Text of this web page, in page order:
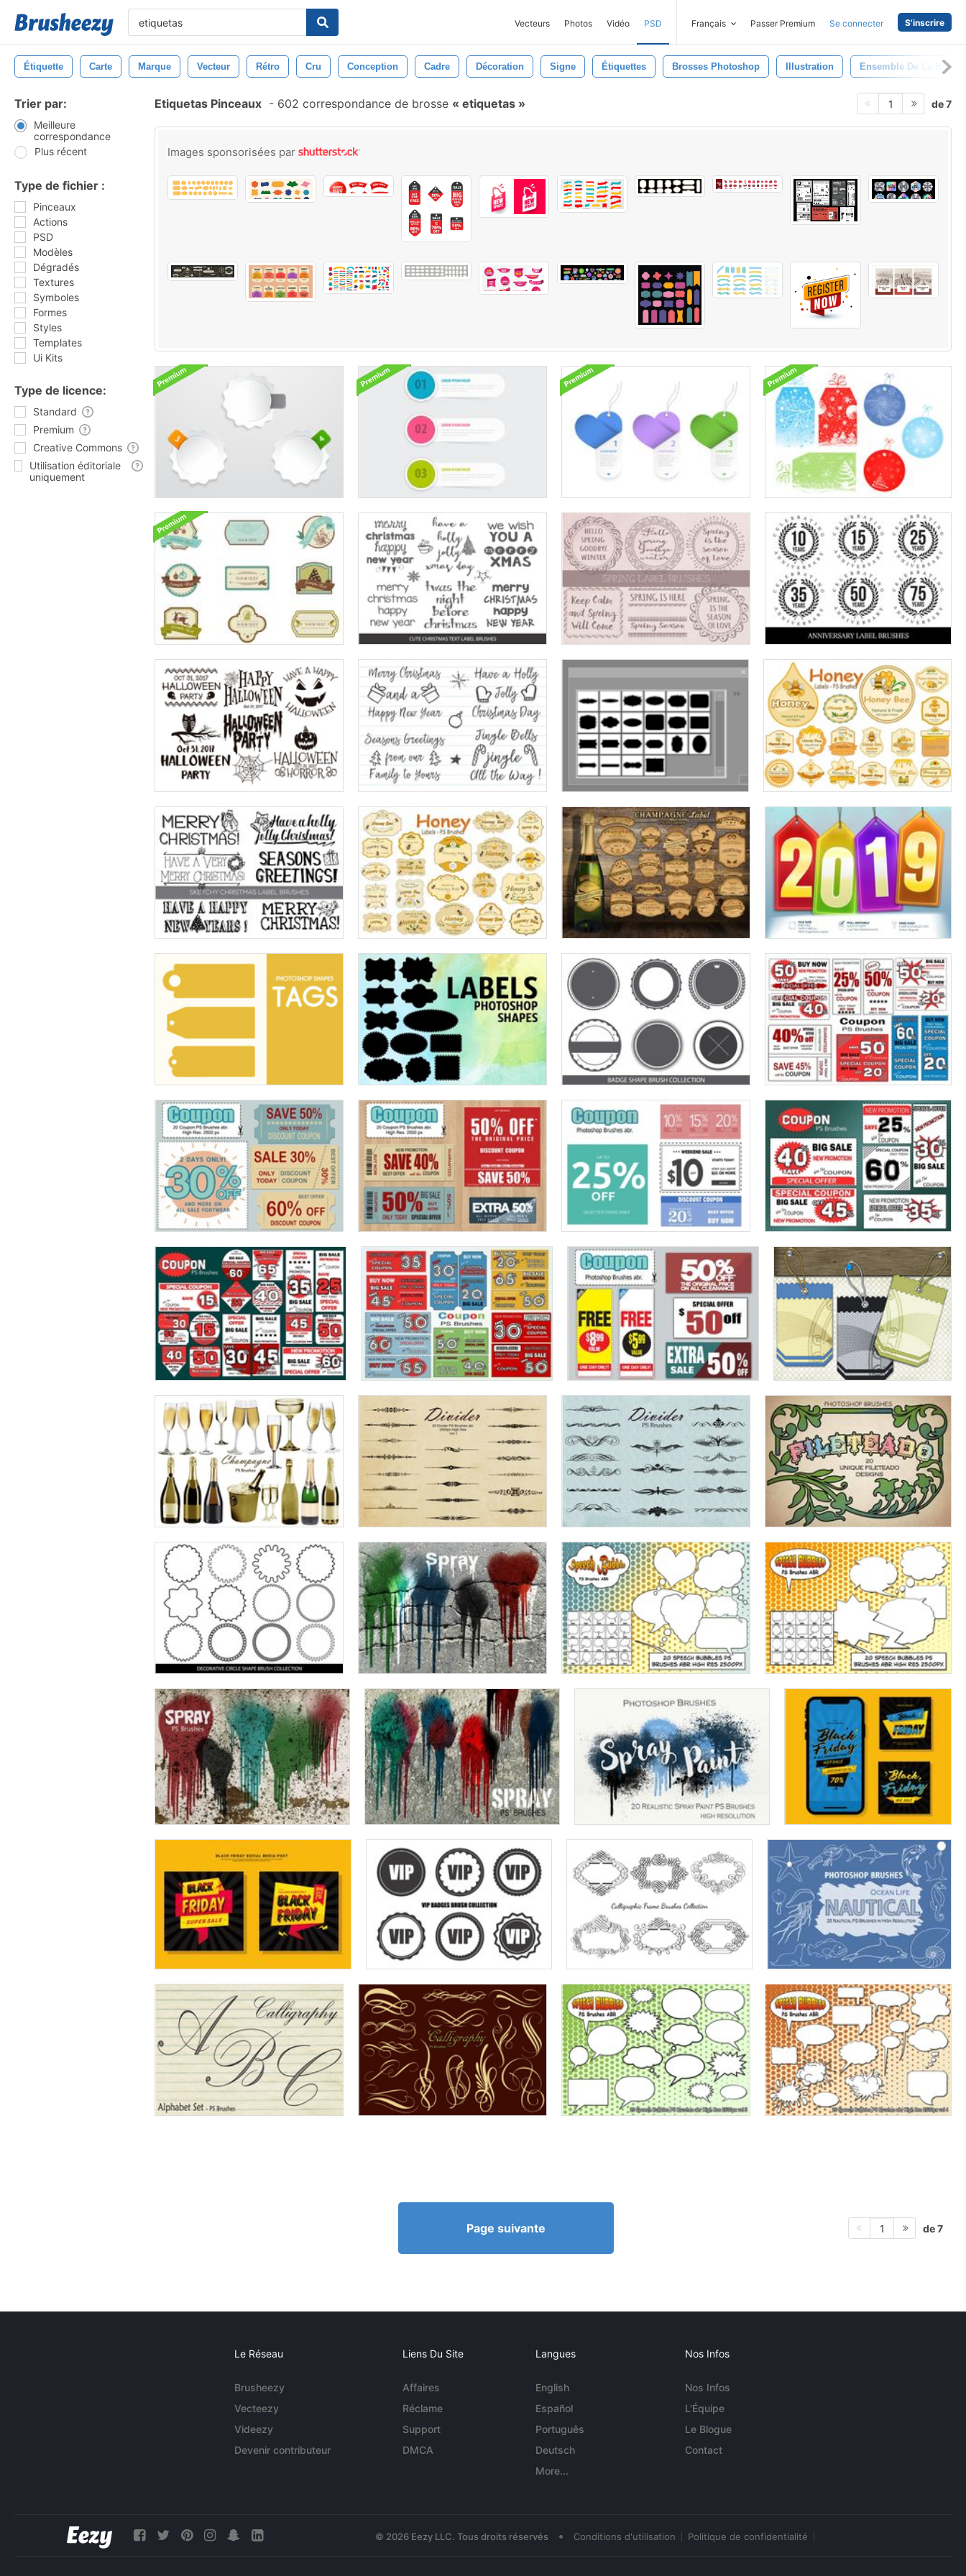
Vecteurs Photos Vidéo PSD Français Passer Premium Se connecter S'inscrire
Étiquette Carte Marque Vecteur Rétro Cru Conception Cadre Décoration Signe Étiquettes Brosses Photoshop Illustration Ensemble De La Brosse
Trier par:
Meilleure
correspondance
Plus récent
Type de fichier :
Pinceaux
Actions
PSD
Modèles
Dégradés
Textures
Symboles
Formes
Styles
Templates
Ui Kits
Type de licence:
Standard
Premium
Creative Commons
Utilisation éditoriale
uniquement
Etiquetas Pinceaux - 602 correspondance de brosse etiquetas 1 de 7
Images sponsorisées par
Page suivante 1 de 7
Le Réseau
Brusheezy
Vecteezy
Videezy
Devenir contributeur
Liens Du Site
Affaires
Réclame
Support
DMCA
Langues
English
Español
Português
Deutsch
More...
Nos Infos
Nos Infos
L'Équipe
Le Blogue
Contact
© 2026 Eezy LLC. Tous droits réservés • Conditions d'utilisation Politique de confidentialité